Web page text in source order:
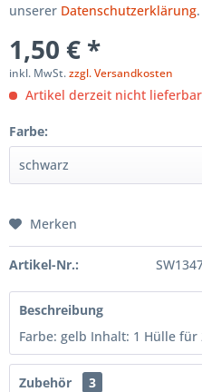
unserer Datenschutzerklärung.
1,50 € *
inkl. MwSt.zzgl. Versandkosten
Artikel derzeit nicht
Farbe:
Merken
Artikel-Nr.:
Beschreibung
Farbe: gelb Inhalt: 1 Hülle für
Zubehör 3